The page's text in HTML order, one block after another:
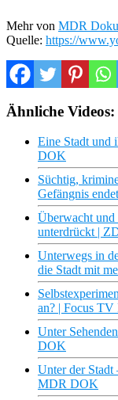
Mehr von MDR Doku
Quelle: https://
Ähnliche Videos:
Eine Stadt und
DOK
Süchtig,
Gefängnis
Überwacht und
unterdrückt |
Unterwegs in
die Stadt mit
an? | Focus TV
Unter
DOK
Unter der Stadt
MDR DOK